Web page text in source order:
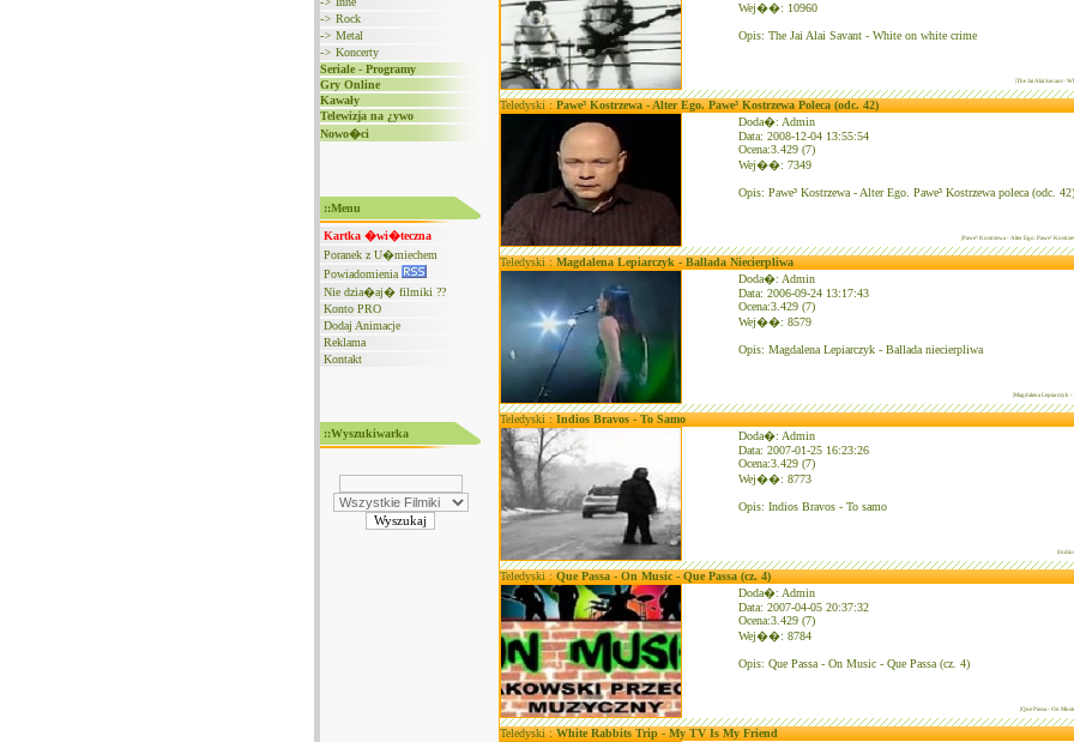
-> Rock
-> Metal
-> Koncerty
Seriale - Programy
Gry Online
Kawały
Telewizja na ¿ywo
Nowo�ci
::Menu
Kartka �wi�teczna
Poranek z U�miechem
Powiadomienia
Nie dzia�aj� filmiki ??
Konto PRO
Dodaj Animacje
Reklama
Kontakt
::Wyszukiwarka
Wej��: 10960
Opis: The Jai Alai Savant - White on white crime
|The Jai Alai Savant -
Teledyski :Pawe³ Kostrzewa - Alter Ego. Pawe³ Kostrzewa Poleca (odc. 42)
Doda�: Admin
Data: 2008-12-04 13:55:54
Ocena:3.429 (7)
Wej��: 7349
Opis: Pawe³ Kostrzewa - Alter Ego. Pawe³ Kostrzewa poleca (odc. 42)
|Pawe³ Kostrzewa - Alter Ego. Pawe³
Teledyski :Magdalena Lepiarczyk - Ballada Niecierpliwa
Doda�: Admin
Data: 2006-09-24 13:17:43
Ocena:3.429 (7)
Wej��: 8579
Opis: Magdalena Lepiarczyk - Ballada niecierpliwa
|Magdalena Lepiarczyk -
Teledyski :Indios Bravos - To Samo
Doda�: Admin
Data: 2007-01-25 16:23:26
Ocena:3.429 (7)
Wej��: 8773
Opis: Indios Bravos - To samo
Teledyski :Que Passa - On Music - Que Passa (cz. 4)
Doda�: Admin
Data: 2007-04-05 20:37:32
Ocena:3.429 (7)
Wej��: 8784
Opis: Que Passa - On Music - Que Passa (cz. 4)
|Que Passa - On
Teledyski :White Rabbits Trip - My TV Is My Friend